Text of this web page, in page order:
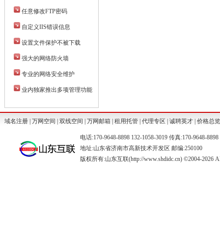
任意修改FTP密码
自定义IIS错误信息
设置文件保护不被下载
强大的网络防火墙
专业的网络安全维护
业内独家推出多项管理功能
域名注册 万网空间 双线空间 万网邮箱 租用托管 代理专区 诚聘英才 价格总览
电话:170-9648-8898 132-1058-3019 传真:170-9648-
地址:山东省济南市高新技术开发区 邮编:250100
版权所有:山东互联(http://www.shdidc.cn) ©2004-2026